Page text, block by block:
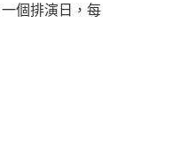
個排演日，每